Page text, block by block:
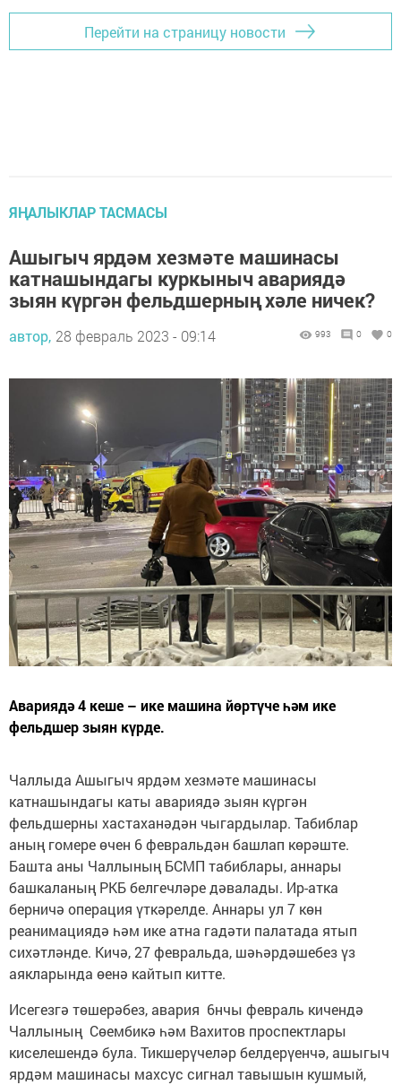
Перейти на страницу новости
ЯҢАЛЫКЛАР ТАСМАСЫ
Ашыгыч ярдәм хезмәте машинасы
катнашындагы куркыныч авариядә
зыян күргән фельдшерның хәле ничек?
автор, 28 февраль 2023 - 09:14 993 0 0
Авариядә 4 кеше – ике машина йөртүче һәм ике
фельдшер зыян күрде.
Чаллыда Ашыгыч ярдәм хезмәте машинасы
катнашындагы каты авариядә зыян күргән
фельдшерны хастаханәдән чыгардылар. Табиблар
аның гомере өчен 6 февральдән башлап көрәште.
Башта аны Чаллының БСМП табиблары, аннары
башкаланың РКБ белгечләре дәвалады. Ир-атка
берничә операция үткәрелде. Аннары ул 7 көн
реанимациядә һәм ике атна гадәти палатада ятып
сихәтләнде. Кичә, 27 февральда, шәһәрдәшебез үз
аякларында өенә кайтып китте.
Исегезгә төшерәбез, авария 6нчы февраль кичендә
Чаллының Сөембикә һәм Вахитов проспектлары
киселешендә була. Тикшерүчеләр белдерүенчә, ашыгыч
ярдәм машинасы махсус сигнал тавышын кушмый,